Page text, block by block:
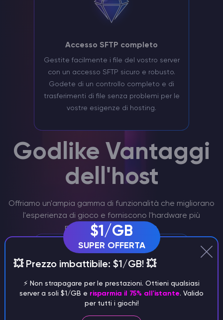
Accesso SFTP completo
Gestite facilmente i file del vostro server
con un accesso SFTP sicuro e robusto.
Godete di un controllo completo e di
trasferimenti di file senza problemi per le
vostre esigenze di hosting.
Godlike Vantaggi
dell'host
Offriamo un'ampia gamma di funzionalità che migliorano
l'esperienza di gioco e forniscono l'hardware più
potente al miglior prezzo.
Rust condivisione del server
$1/GB
SUPER OFFERTA
💥 Prezzo imbattibile: $1/GB! 💥
⚡️ Non strapagare per le prestazioni. Ottieni qualsiasi
server a soli $1/GB e risparmia il 75% all'istante. Valido
per tutti i giochi!